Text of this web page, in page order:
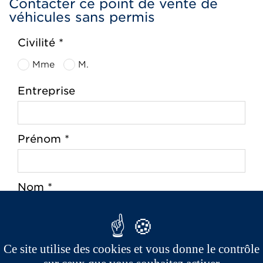
Contacter ce point de vente de
véhicules sans permis
Civilité *
Mme M.
Entreprise
Prénom *
Nom *
Adresse *
Ce site utilise des cookies et vous donne le contrôle